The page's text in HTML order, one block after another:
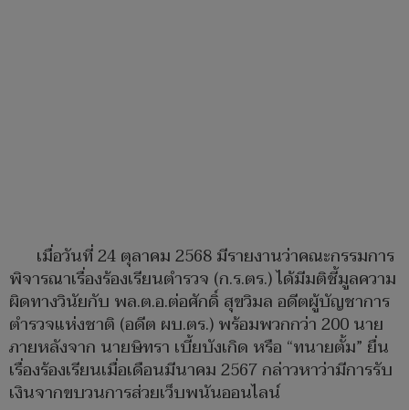
เมื่อวันที่ 24 ตุลาคม 2568 มีรายงานว่าคณะกรรมการ
พิจารณาเรื่องร้องเรียนตำรวจ (ก.ร.ตร.) ได้มีมติชี้มูลความ
ผิดทางวินัยกับ พล.ต.อ.ต่อศักดิ์ สุขวิมล อดีตผู้บัญชาการ
ตำรวจแห่งชาติ (อดีต ผบ.ตร.) พร้อมพวกกว่า 200 นาย
ภายหลังจาก นายษิทรา เบี้ยบังเกิด หรือ “ทนายตั้ม” ยื่น
เรื่องร้องเรียนเมื่อเดือนมีนาคม 2567 กล่าวหาว่ามีการรับ
เงินจากขบวนการส่วยเว็บพนันออนไลน์